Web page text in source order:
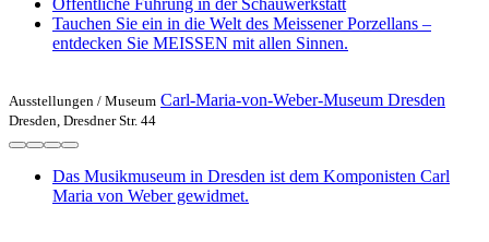
Öffentliche Führung in der Schauwerkstatt
Tauchen Sie ein in die Welt des Meissener Porzellans –
entdecken Sie MEISSEN mit allen Sinnen.
Ausstellungen / Museum Carl-Maria-von-Weber-Museum Dresden
Dresden, Dresdner Str. 44
Das Musikmuseum in Dresden ist dem Komponisten Carl
Maria von Weber gewidmet.